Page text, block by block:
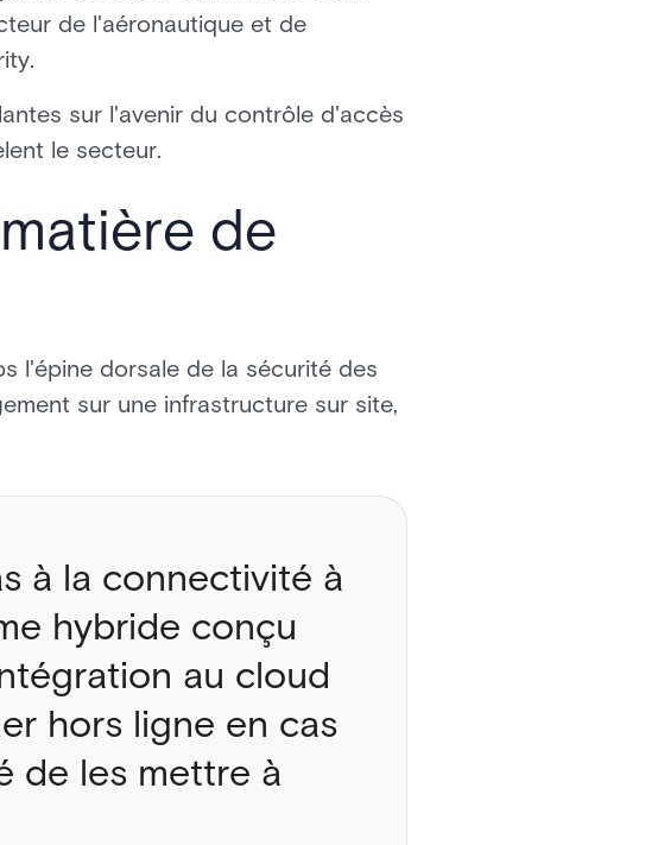
de l'aéronautique et de
sur l'avenir du contrôle d'accès
le secteur.
de
l'épine dorsale de la sécurité des
sur une infrastructure sur site,
à la connectivité à
hybride conçu
au cloud
hors ligne en cas
de les mettre à